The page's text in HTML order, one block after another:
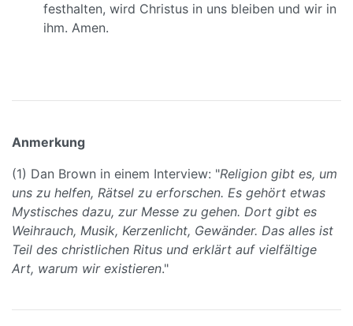
festhalten, wird Christus in uns bleiben und wir in
ihm. Amen.
Anmerkung
(1) Dan Brown in einem Interview: "Religion gibt es, um
uns zu helfen, Rätsel zu erforschen. Es gehört etwas
Mystisches dazu, zur Messe zu gehen. Dort gibt es
Weihrauch, Musik, Kerzenlicht, Gewänder. Das alles ist
Teil des christlichen Ritus und erklärt auf vielfältige
Art, warum wir existieren."